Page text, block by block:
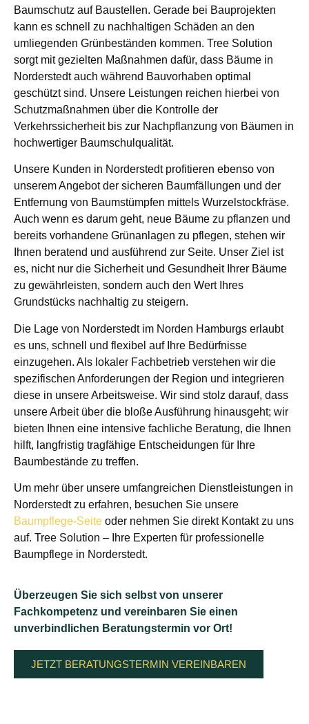
Baumschutz auf Baustellen. Gerade bei Bauprojekten
kann es schnell zu nachhaltigen Schäden an den
umliegenden Grünbeständen kommen. Tree Solution
sorgt mit gezielten Maßnahmen dafür, dass Bäume in
Norderstedt auch während Bauvorhaben optimal
geschützt sind. Unsere Leistungen reichen hierbei von
Schutzmaßnahmen über die Kontrolle der
Verkehrssicherheit bis zur Nachpflanzung von Bäumen in
hochwertiger Baumschulqualität.
Unsere Kunden in Norderstedt profitieren ebenso von
unserem Angebot der sicheren Baumfällungen und der
Entfernung von Baumstümpfen mittels Wurzelstockfräse.
Auch wenn es darum geht, neue Bäume zu pflanzen und
bereits vorhandene Grünanlagen zu pflegen, stehen wir
Ihnen beratend und ausführend zur Seite. Unser Ziel ist
es, nicht nur die Sicherheit und Gesundheit Ihrer Bäume
zu gewährleisten, sondern auch den Wert Ihres
Grundstücks nachhaltig zu steigern.
Die Lage von Norderstedt im Norden Hamburgs erlaubt
es uns, schnell und flexibel auf Ihre Bedürfnisse
einzugehen. Als lokaler Fachbetrieb verstehen wir die
spezifischen Anforderungen der Region und integrieren
diese in unsere Arbeitsweise. Wir sind stolz darauf, dass
unsere Arbeit über die bloße Ausführung hinausgeht; wir
bieten Ihnen eine intensive fachliche Beratung, die Ihnen
hilft, langfristig tragfähige Entscheidungen für Ihre
Baumbestände zu treffen.
Um mehr über unsere umfangreichen Dienstleistungen in
Norderstedt zu erfahren, besuchen Sie unsere
Baumpflege-Seite oder nehmen Sie direkt Kontakt zu uns
auf. Tree Solution – Ihre Experten für professionelle
Baumpflege in Norderstedt.
Überzeugen Sie sich selbst von unserer
Fachkompetenz und vereinbaren Sie einen
unverbindlichen Beratungstermin vor Ort!
JETZT BERATUNGSTERMIN VEREINBAREN